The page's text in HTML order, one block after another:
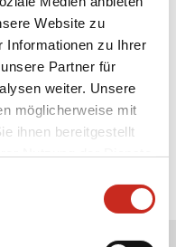
Website zu
Informationen zu Ihrer
Partner für
weiter. Unsere
möglicherweise mit
ihnen bereitgestellt
Nutzung der Dienste